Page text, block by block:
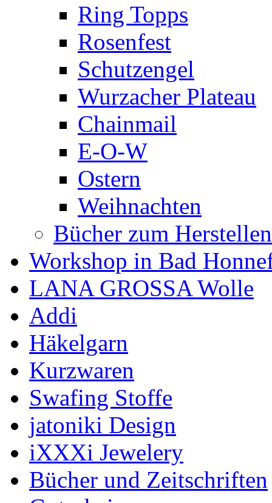
Ring Topps
Rosenfest
Schutzengel
Wurzacher Plateau
Chainmail
E-O-W
Ostern
Weihnachten
Bücher zum
Workshop in Bad
LANA GROSSA Wolle
Addi
Häkelgarn
Kurzwaren
Swafing Stoffe
jatoniki Design
iXXXi Jewelery
Bücher und Zeitschriften